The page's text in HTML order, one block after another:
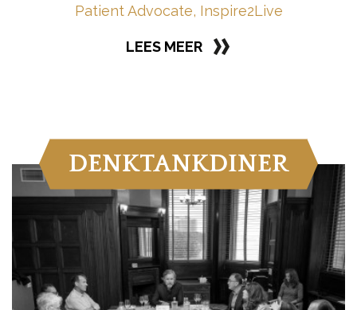
Patient Advocate, Inspire2Live
LEES MEER
DENKTANKDINER